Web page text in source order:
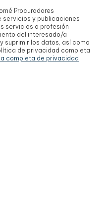
Procuradores
y publicaciones
servicios o profesión
del interesado/a
los datos, así como
de privacidad completa
completa de privacidad